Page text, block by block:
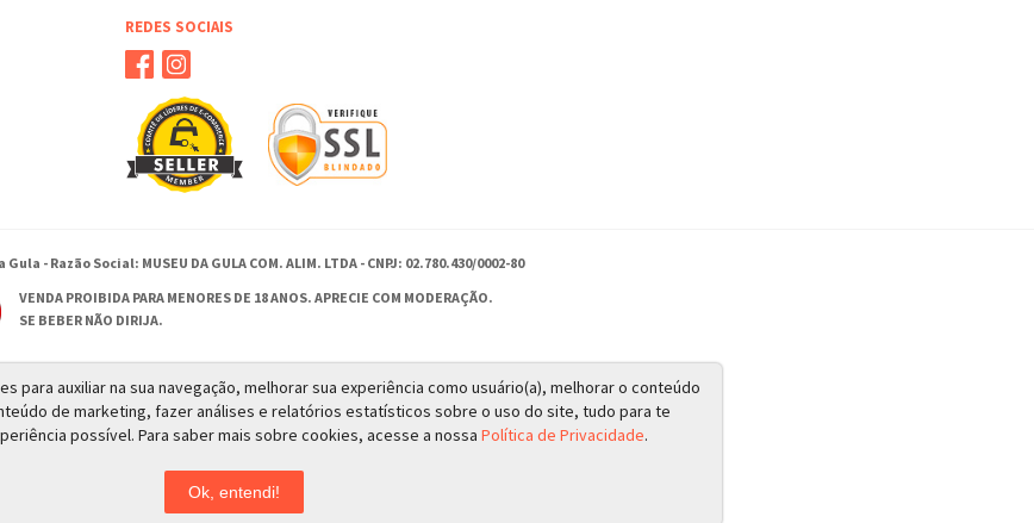
REDES SOCIAIS
Gula - Razão Social: MUSEU DA GULA COM. ALIM. LTDA - CNPJ: 02.780.430/0002-80
VENDA PROIBIDA PARA MENORES DE 18 ANOS. APRECIE COM MODERAÇÃO.
SE BEBER NÃO DIRIJA.
Rua Antonio Moises Saadi 385 - Ribeirão Preto - SP
© 2026 - Todos os direitos reservados a MUSEU DA GULA
para auxiliar na sua navegação, melhorar sua experiência como usuário(a), melhorar o conteúdo
de marketing, fazer análises e relatórios estatísticos sobre o uso do site, tudo para te
possível. Para saber mais sobre cookies, acesse a nossa Política de Privacidade.
Ok, entendi!